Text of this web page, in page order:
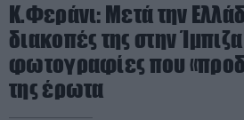
Κ.Φεράνι: Μετά την
διακοπές της στην
φωτογραφίες που
της έρωτα